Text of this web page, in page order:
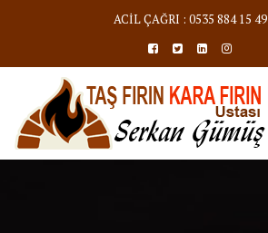
ACİL ÇAĞRI : 0535 884 15 49